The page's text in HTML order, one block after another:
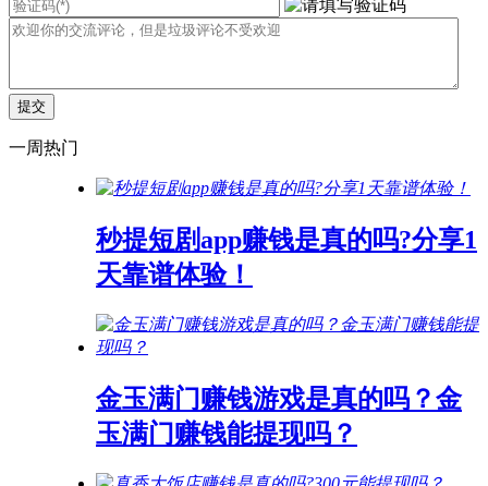
一周热门
秒提短剧app赚钱是真的吗?分享1
天靠谱体验！
金玉满门赚钱游戏是真的吗？金
玉满门赚钱能提现吗？